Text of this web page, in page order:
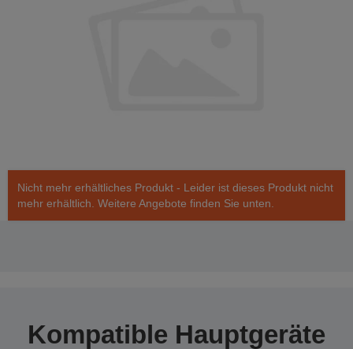
Nicht mehr erhältliches Produkt - Leider ist dieses Produkt nicht
mehr erhältlich. Weitere Angebote finden Sie unten.
Kompatible Hauptgeräte